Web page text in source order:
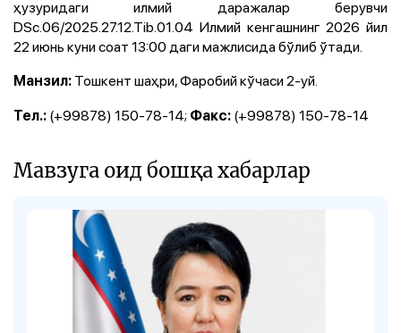
ҳузуридаги илмий даражалар берувчи
DSc.06/2025.27.12.Tib.01.04 Илмий кенгашнинг 2026 йил
22 июнь куни соат 13:00 даги мажлисида бўлиб ўтади.
Манзил: Тошкент шаҳри, Фаробий кўчаси 2-уй.
Тел.: (+99878) 150-78-14; Факс: (+99878) 150-78-14
Мавзуга оид бошқа хабарлар